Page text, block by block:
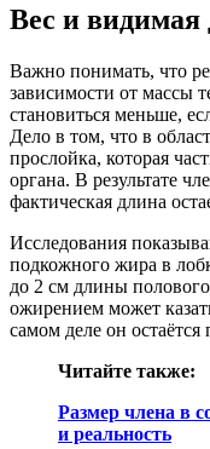
Вес и видимая
Важно понимать, что
зависимости от массы
становиться меньше,
Дело в том, что в
прослойка, которая
органа. В результате
фактическая длина
Исследования
подкожного жира в
до 2 см длины
ожирением может
самом деле он
Читайте также:
Размер члена в
и реальность